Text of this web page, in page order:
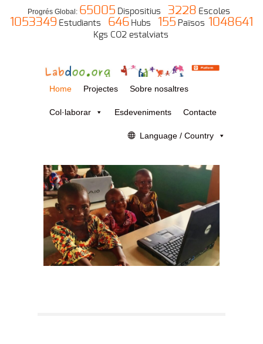
Progrés Global: 65005 Dispositius 3228 Escoles
1053349 Estudiants 646 Hubs 155 Països 1048641
Kgs CO2 estalviats
Home Projectes Sobre nosaltres
Col·laborar Esdeveniments Contacte
Language / Country